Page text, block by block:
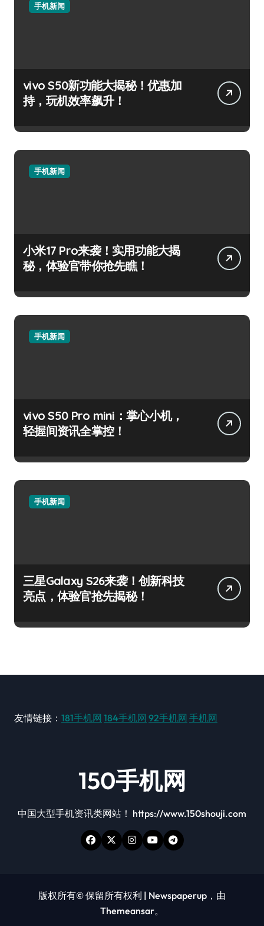
手机新闻
vivo S50新功能大揭秘！优惠加
持，玩机效率飙升！
手机新闻
小米17 Pro来袭！实用功能大揭
秘，体验官带你抢先瞧！
手机新闻
vivo S50 Pro mini：掌心小机，
轻握间资讯全掌控！
手机新闻
三星Galaxy S26来袭！创新科技
亮点，体验官抢先揭秘！
友情链接： 181手机网 184手机网 92手机网 手机网
150手机网
中国大型手机资讯类网站！ https://www.150shouji.com
版权所有© 保留所有权利 | Newspaperup ，由
Themeansar。